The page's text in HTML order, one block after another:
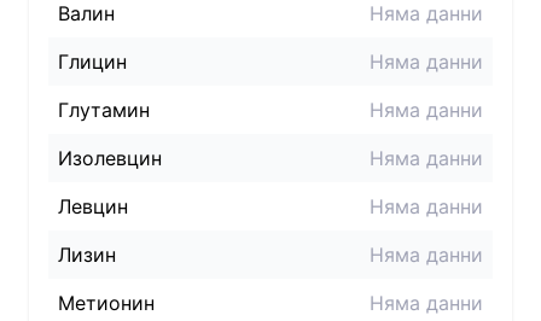
Валин
Няма данни
Глицин
Няма данни
Глутамин
Няма данни
Изолевцин
Няма данни
Левцин
Няма данни
Лизин
Няма данни
Метионин
Няма данни